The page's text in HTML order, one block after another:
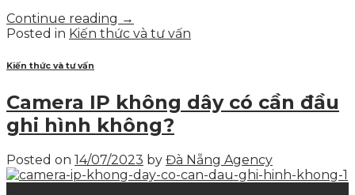
Continue reading →
Posted in Kiến thức và tư vấn
Kiến thức và tư vấn
Camera IP không dây có cần đầu
ghi hình không?
Posted on 14/07/2023 by Đà Nẵng Agency